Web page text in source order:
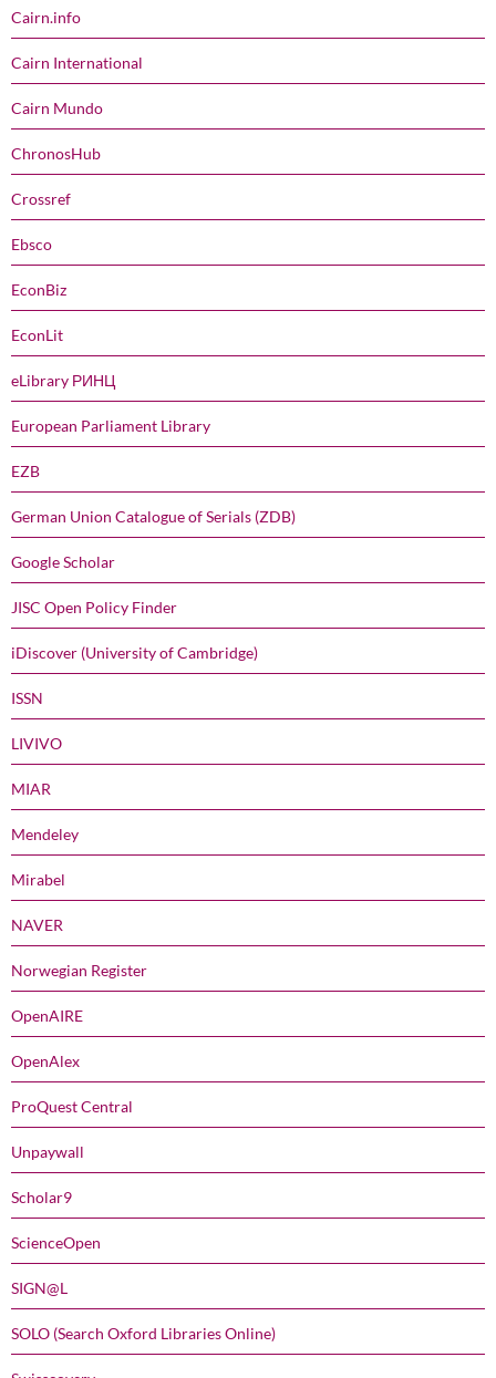
Cairn.info
Cairn International
Cairn Mundo
ChronosHub
Crossref
Ebsco
EconBiz
EconLit
eLibrary РИНЦ
European Parliament Library
EZB
German Union Catalogue of Serials (ZDB)
Google Scholar
JISC Open Policy Finder
iDiscover (University of Cambridge)
ISSN
LIVIVO
MIAR
Mendeley
Mirabel
NAVER
Norwegian Register
OpenAIRE
OpenAlex
ProQuest Central
Unpaywall
Scholar9
ScienceOpen
SIGN@L
SOLO (Search Oxford Libraries Online)